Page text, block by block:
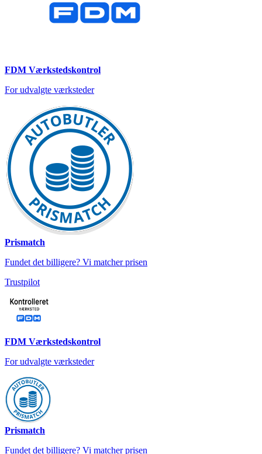
FDM Værkstedskontrol
For udvalgte værksteder
Prismatch
Fundet det billigere? Vi matcher prisen
Trustpilot
FDM Værkstedskontrol
For udvalgte værksteder
Prismatch
Fundet det billigere? Vi matcher prisen